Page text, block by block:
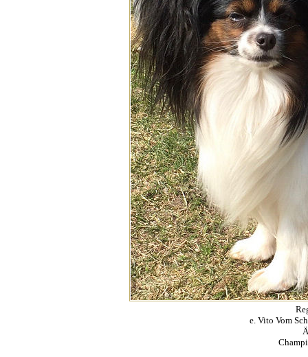
e. Vito Vom